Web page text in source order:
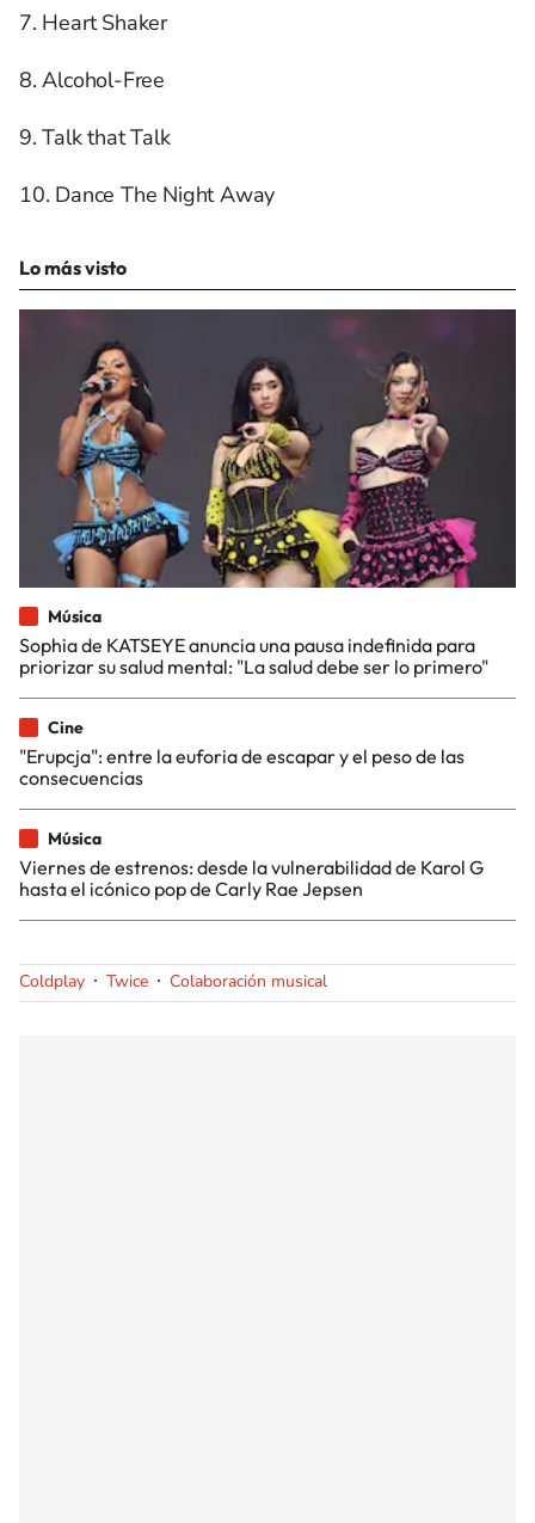
7. Heart Shaker
8. Alcohol-Free
9. Talk that Talk
10. Dance The Night Away
Lo más visto
Música
Sophia de KATSEYE anuncia una pausa indefinida para
priorizar su salud mental: "La salud debe ser lo primero"
Cine
"Erupcja": entre la euforia de escapar y el peso de las
consecuencias
Música
Viernes de estrenos: desde la vulnerabilidad de Karol G
hasta el icónico pop de Carly Rae Jepsen
Coldplay Twice Colaboración musical